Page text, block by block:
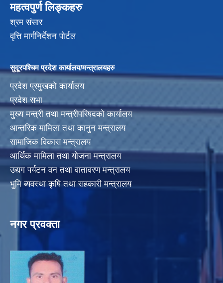
महत्वपुर्ण लिङ्कहरु
श्रम संसार
वृत्ति मार्गनिर्देशन पोर्टल
सुदूरपश्चिम प्रदेश कार्यालय/मन्त्रालयहरु
प्रदेश प्रमुखको कार्यालय
प्रदेश सभा
मुख्य मन्त्री तथा मन्त्रीपरिषदको कार्यालय
आन्तरिक मामिला तथा कानुन मन्त्रालय
सामाजिक विकास मन्त्रालय
आर्थिक मामिला तथा योजना मन्त्रालय
उद्यग पर्यटन वन तथा वातावरण मन्त्रालय
भुमि ब्यवस्था कृषि तथा सहकारी मन्त्रालय
नगर प्रवक्ता